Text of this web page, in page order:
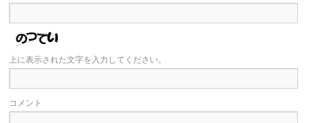
上に表示された文字を入力してください。
コメント